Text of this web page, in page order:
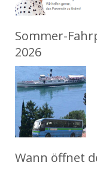
Sommer-
2026
Wann öffnet